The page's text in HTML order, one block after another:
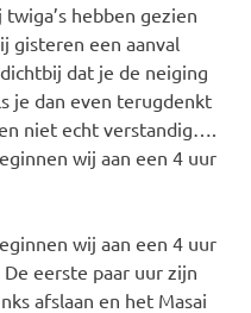
hebben gezien
gisteren een aanval
dat je de neiging
je dan even terugdenkt
niet echt verstandig….
wij aan een 4 uur
wij aan een 4 uur
eerste paar uur zijn
afslaan en het Masai